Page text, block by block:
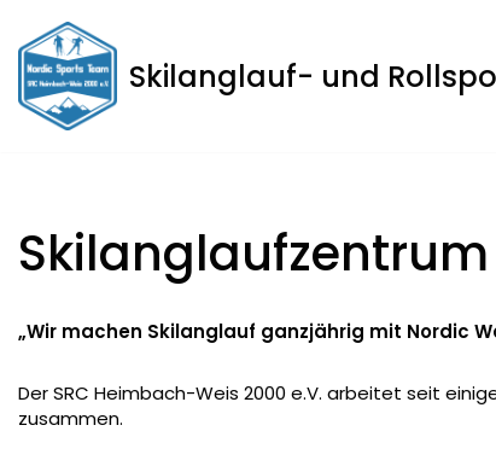
Zum
Inhalt
springen
Skilanglauf- und
Skilanglaufzentrum
„Wir machen Skilanglauf ganzjährig mit Nordic
Der SRC Heimbach-Weis 2000 e.V. arbeitet seit
zusammen.